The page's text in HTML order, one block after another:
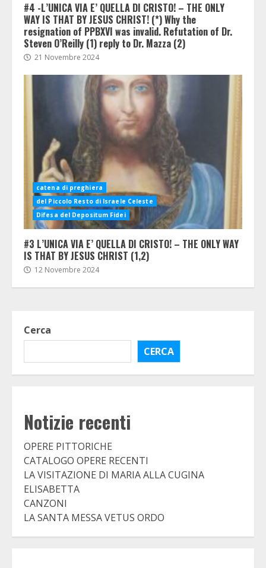
#4 -L’UNICA VIA E’ QUELLA DI CRISTO! – THE ONLY
WAY IS THAT BY JESUS CHRIST! (*) Why the
resignation of PPBXVI was invalid. Refutation of Dr.
Steven O’Reilly (1) reply to Dr. Mazza (2)
21 Novembre 2024
catena di preghiera
del Piccolo Resto di Israele Celeste
Difesa del Depositum Fidei
#3 L’UNICA VIA E’ QUELLA DI CRISTO! – THE ONLY WAY
IS THAT BY JESUS CHRIST (1,2)
12 Novembre 2024
Cerca
CERCA
Notizie recenti
OPERE PITTORICHE
CATALOGO OPERE RECENTI
LA VISITAZIONE DI MARIA ALLA CUGINA
ELISABETTA
CANZONI
LA SANTA MESSA VETUS ORDO